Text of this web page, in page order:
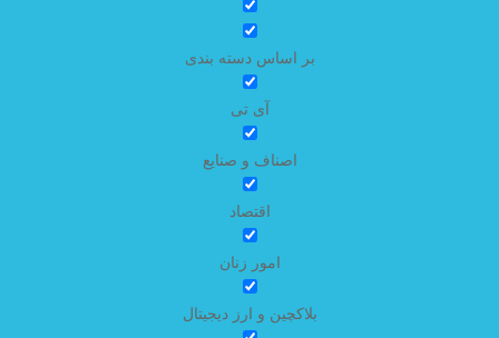
بر اساس دسته بندی
آی تی
اصناف و صنایع
اقتصاد
امور زنان
بلاکچین و ارز دیجیتال